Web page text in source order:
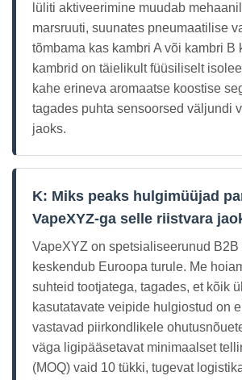
lüliti aktiveerimine muudab
marsruuti, suunates pneumaatilise
tõmbama kas kambri A või kambri B
kambrid on täielikult füüsiliselt
kahe erineva aromaatse koostise
tagades puhta sensoorsed väljundi
jaoks.
K: Miks peaks hulgimüüjad
VapeXYZ-ga selle riistvara
VapeXYZ on spetsialiseerunud B2B
keskendub Euroopa turule. Me
suhteid tootjatega, tagades, et kõik
kasutatavate veipide hulgiostud on
vastavad piirkondlikele
väga ligipääsetavat minimaalset
(MOQ) vaid 10 tükki, tugevat